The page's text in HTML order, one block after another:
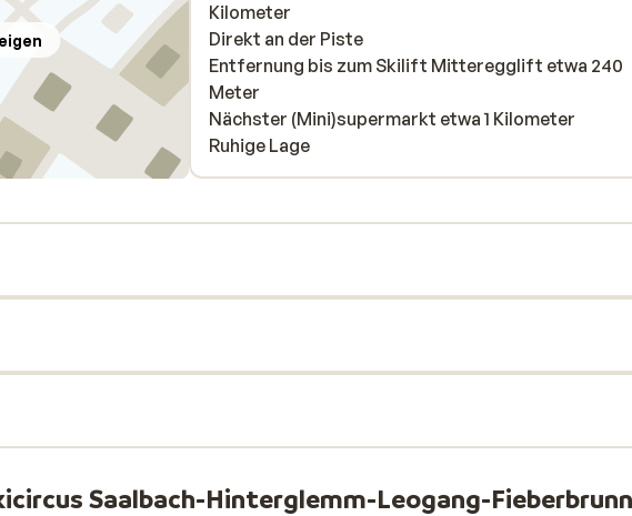
Kilometer
Direkt an der Piste
Entfernung bis zum Skilift Mitteregglift etwa 240
Meter
Nächster (Mini)supermarkt etwa 1 Kilometer
Ruhige Lage
Saalbach-Hinterglemm-Leogang-Fieberbrunn